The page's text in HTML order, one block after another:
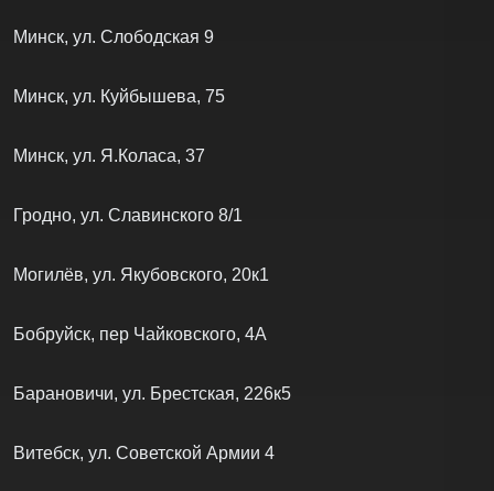
Минск, ул. Слободская 9
Минск, ул. Куйбышева, 75
Минск, ул. Я.Коласа, 37
Гродно, ул. Славинского 8/1
Могилёв, ул. Якубовского, 20к1
Бобруйск, пер Чайковского, 4А
Барановичи, ул. Брестская, 226к5
Витебск, ул. Советской Армии 4